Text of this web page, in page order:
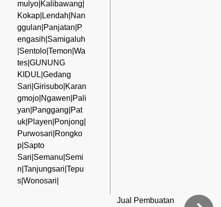
mulyo|Kalibawang|
Kokap|Lendah|Nan
ggulan|Panjatan|P
engasih|Samigaluh
|Sentolo|Temon|Wa
tes|GUNUNG
KIDUL|Gedang
Sari|Girisubo|Karan
gmojo|Ngawen|Pali
yan|Panggang|Pat
uk|Playen|Ponjong|
Purwosari|Rongko
p|Sapto
Sari|Semanu|Semi
n|Tanjungsari|Tepu
s|Wonosari|
Jual Pembuatan